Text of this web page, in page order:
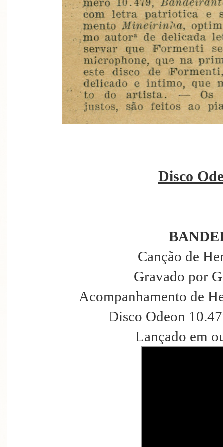
Disco
Canção de
Gravado por
Acompanhamento de
Disco Odeon
Lançado em